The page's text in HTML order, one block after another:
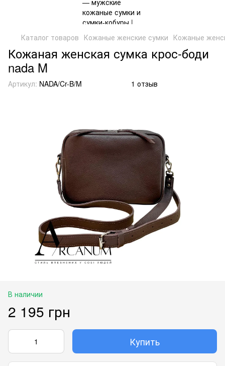
Каталог товаров Кожаные женские сумки Кожаные
Кожаная женская сумка крос-боди
nada M
Артикул: NADA/Cr-B/M 1 отзыв
В наличии
2 195 грн
Купить